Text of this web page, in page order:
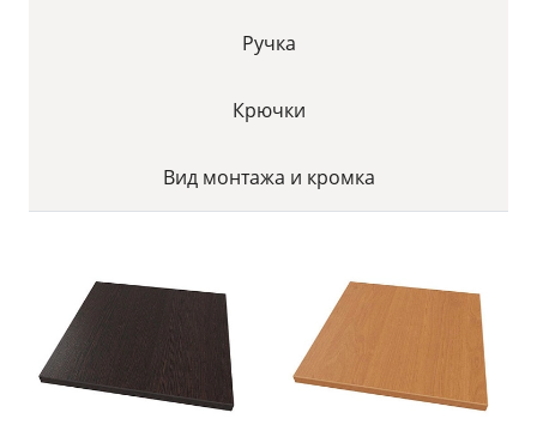
Ручка
Крючки
Вид монтажа и кромка